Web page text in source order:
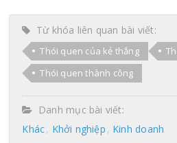
Từ khóa liên quan bài viết:
Thói quen của kẻ thắng
Thói quen thành công
Danh mục bài viết:
Khác
Khởi nghiệp Kinh doanh